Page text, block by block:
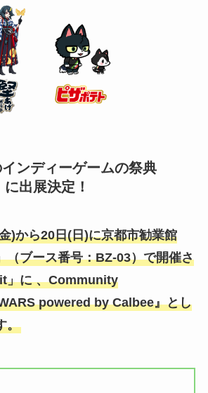
ンディーゲームの祭典
出展決定！
)から20⽇(⽇)に京都市勧業館
（ブース番号：BZ-03）で開催さ
」に 、Community
powered by Calbee』とし
。